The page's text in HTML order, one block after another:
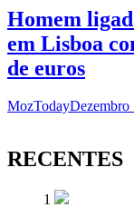
Homem
em Lisboa
de euros
MozTodayDezembro
RECENTES
1